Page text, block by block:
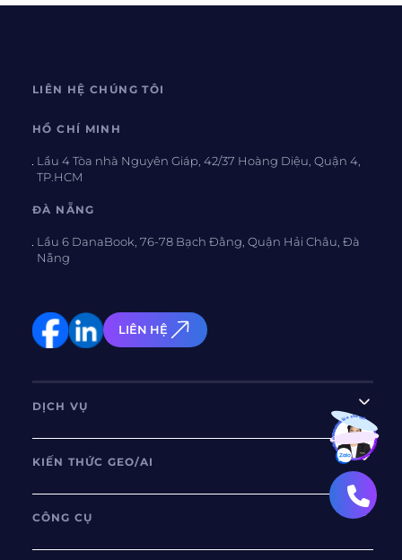
LIÊN HỆ CHÚNG TÔI
HỒ CHÍ MINH
Lầu 4 Tòa nhà Nguyên Giáp, 42/37 Hoàng Diệu, Quận 4,
TP.HCM
ĐÀ NẴNG
Lầu 6 DanaBook, 76-78 Bạch Đằng, Quận Hải Châu, Đà
Nẵng
LIÊN HỆ
DỊCH VỤ
KIẾN THỨC GEO/AI
CÔNG CỤ
Bạn muốn hiểu thêm?Xem chi tiết